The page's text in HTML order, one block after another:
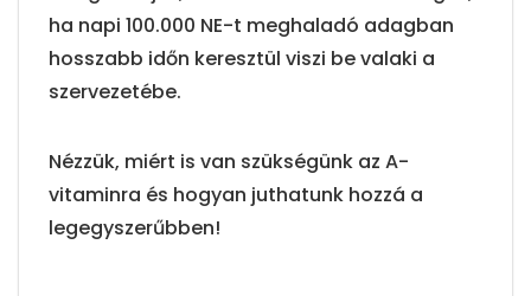
ha napi 100.000 NE-t meghaladó adagban
hosszabb időn keresztül viszi be valaki a
szervezetébe.
Nézzük, miért is van szükségünk az A-
vitaminra és hogyan juthatunk hozzá a
legegyszerűbben!